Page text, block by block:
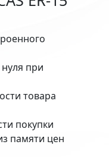
при
товара
покупки
памяти цен